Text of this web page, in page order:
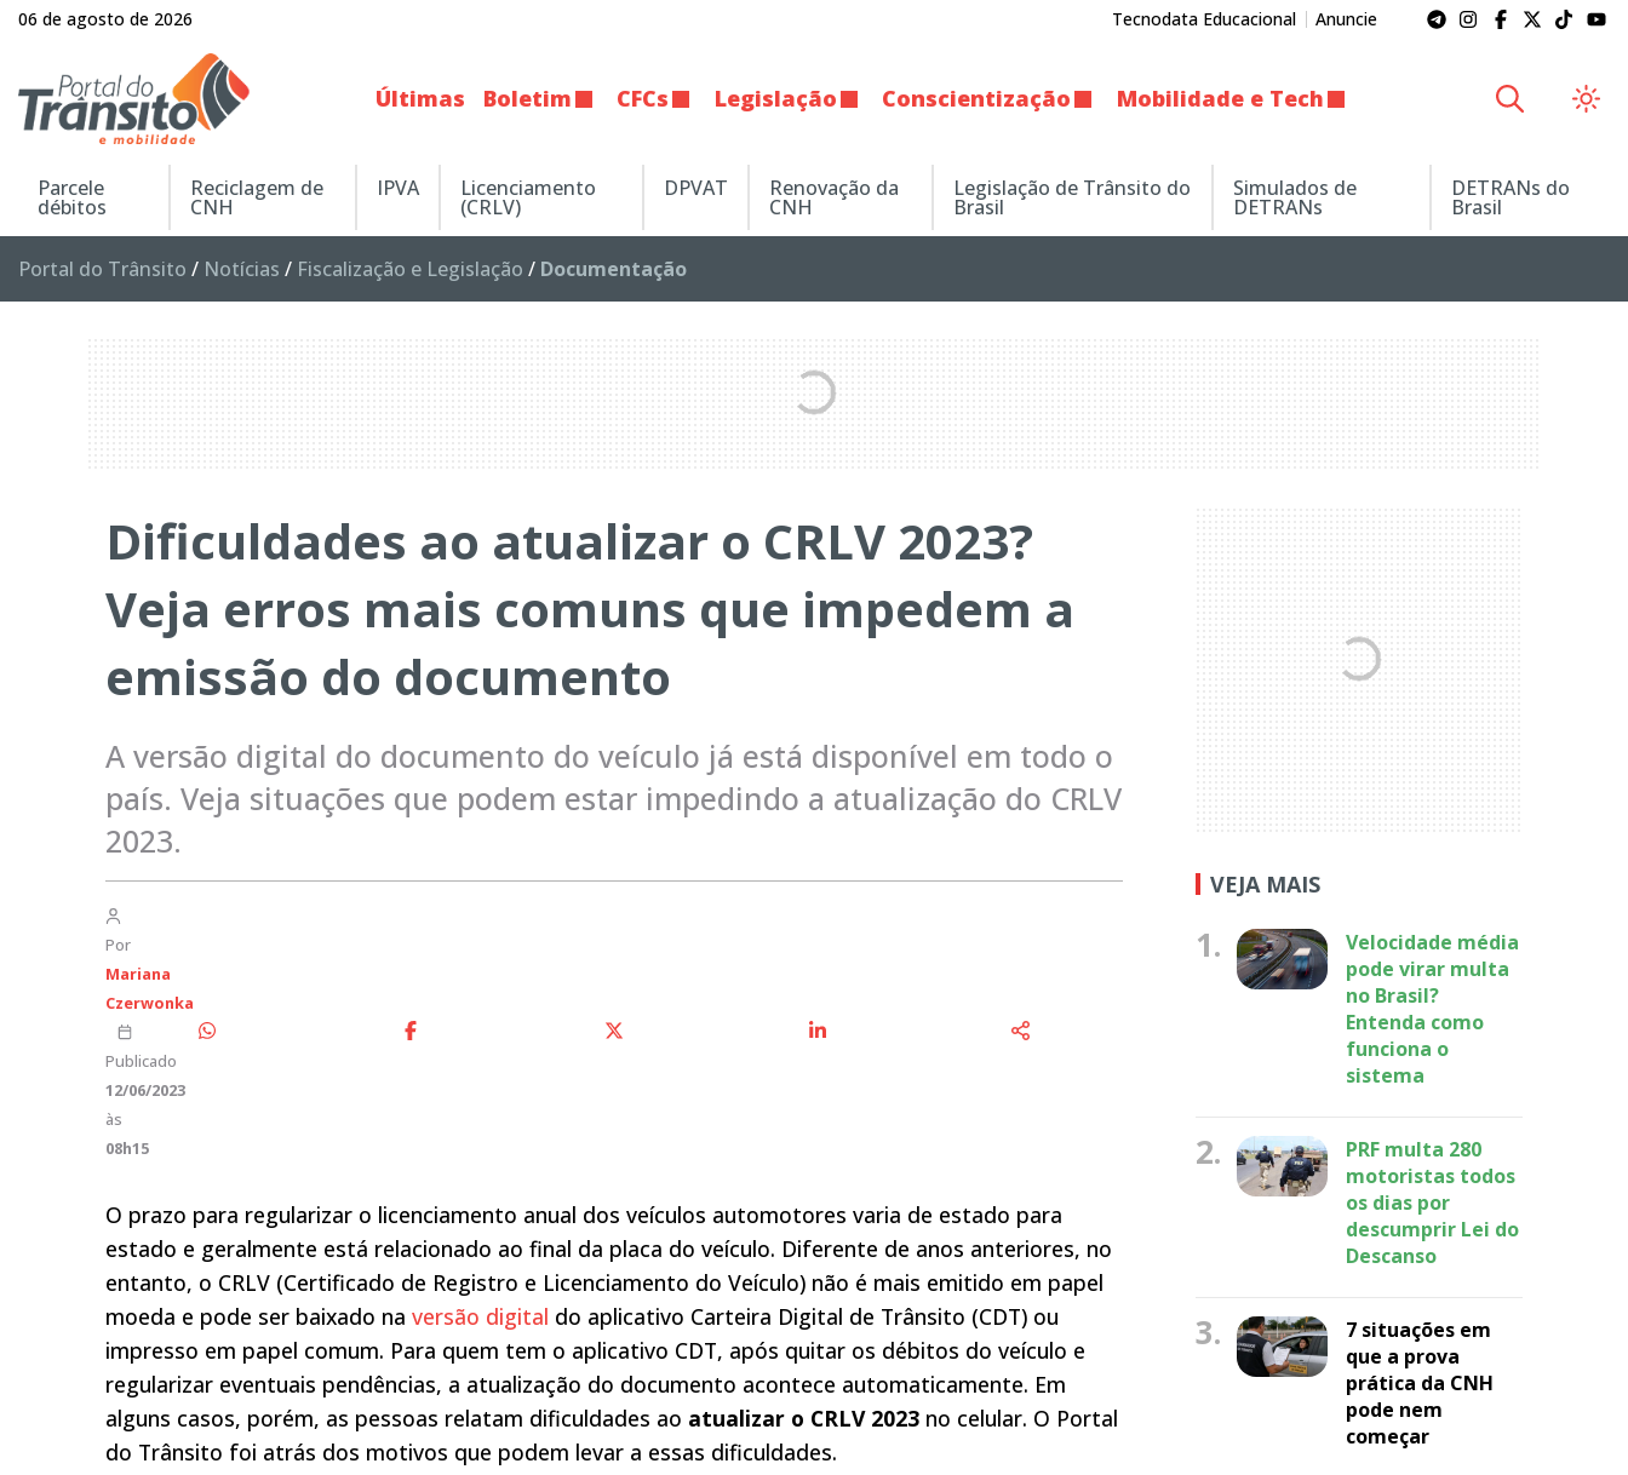
06 de agosto de 2026 Tecnodata Educacional Anuncie
Últimas Boletim CFCs Legislação Conscientização Mobilidade e Tech
Parcele
débitos
Reciclagem de
CNH
IPVA Licenciamento
(CRLV)
DPVAT Renovação da
CNH
Legislação de Trânsito do
Brasil
Simulados de
DETRANs
DETRANs do
Brasil
Portal do Trânsito / Notícias / Fiscalização e Legislação / Documentação
Dificuldades ao atualizar o CRLV 2023?
Veja erros mais comuns que impedem a
emissão do documento
A versão digital do documento do veículo já está disponível em todo o
país. Veja situações que podem estar impedindo a atualização do CRLV
2023.
Por
Mariana
Czerwonka
Publicado
12/06/2023
às
08h15
O prazo para regularizar o licenciamento anual dos veículos automotores varia de estado para
estado e geralmente está relacionado ao final da placa do veículo. Diferente de anos anteriores, no
entanto, o CRLV (Certificado de Registro e Licenciamento do Veículo) não é mais emitido em papel
moeda e pode ser baixado na versão digital do aplicativo Carteira Digital de Trânsito (CDT) ou
impresso em papel comum. Para quem tem o aplicativo CDT, após quitar os débitos do veículo e
regularizar eventuais pendências, a atualização do documento acontece automaticamente. Em
alguns casos, porém, as pessoas relatam dificuldades ao atualizar o CRLV 2023 no celular. O Portal
do Trânsito foi atrás dos motivos que podem levar a essas dificuldades.
VEJA MAIS
1.
Velocidade média
pode virar multa
no Brasil?
Entenda como
funciona o
sistema
2.
PRF multa 280
motoristas todos
os dias por
descumprir Lei do
Descanso
3.
7 situações em
que a prova
prática da CNH
pode nem
começar